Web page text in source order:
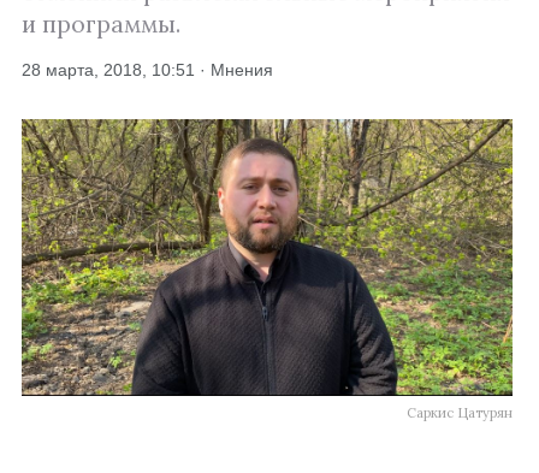
и программы.
28 марта, 2018, 10:51 · Мнения
Саркис Цатурян